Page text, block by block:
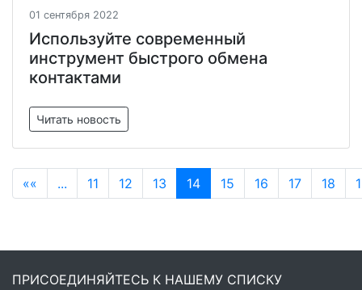
01 сентября 2022
Используйте современный
инструмент быстрого обмена
контактами
Читать новость
«« ... 11 12 13 14 15 16 17 18
ПРИСОЕДИНЯЙТЕСЬ К НАШЕМУ СПИСКУ